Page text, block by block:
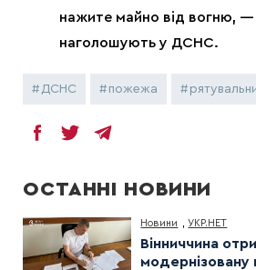
нажите майно від вогню, —
наголошують у ДСНС.
ДСНС пожежа
ОСТАННІ НОВИНИ
Новини ,УКР.НЕТ
Вінниччина
модернізовану